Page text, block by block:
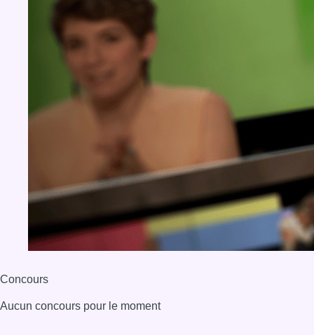
Concours
Aucun concours pour le moment